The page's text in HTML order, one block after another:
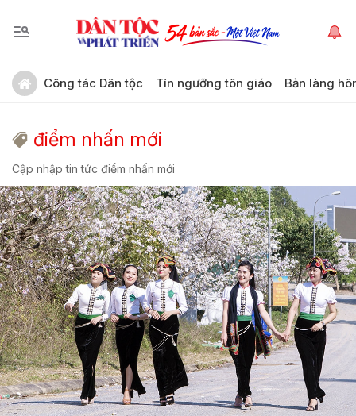
Công tác Dân tộc Tín ngưỡng tôn giáo Bản làng
điểm nhấn mới
Cập nhập tin tức điểm nhấn mới